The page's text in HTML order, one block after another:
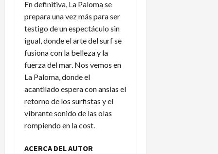
En definitiva, La Paloma se
prepara una vez más para ser
testigo de un espectáculo sin
igual, donde el arte del surf se
fusiona con la belleza y la
fuerza del mar. Nos vemos en
La Paloma, donde el
acantilado espera con ansias el
retorno de los surfistas y el
vibrante sonido de las olas
rompiendo en la cost.
ACERCA DEL AUTOR